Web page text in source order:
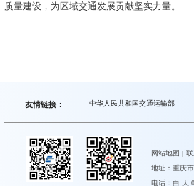
质量建设，为区域交通发展贡献坚实力量。
友情链接： 中华人民共和国交通运输部
网站地图
地址：重庆
电话：白 天